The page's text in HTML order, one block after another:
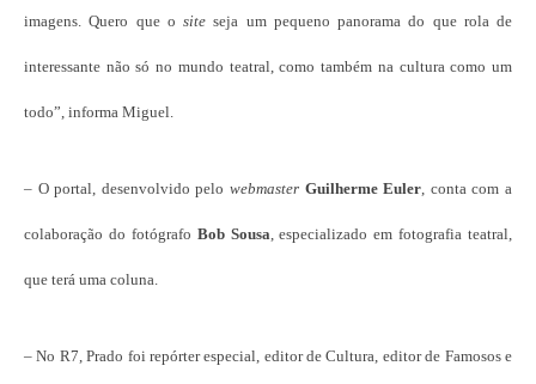
imagens. Quero que o site seja um pequeno panorama do que rola de
interessante não só no mundo teatral, como também na cultura como um
todo”, informa Miguel.
– O portal, desenvolvido pelo webmaster Guilherme Euler , conta com a
colaboração do fotógrafo Bob Sousa , especializado em fotografia teatral,
que terá uma coluna.
– No R7, Prado foi repórter especial, editor de Cultura, editor de Famosos e